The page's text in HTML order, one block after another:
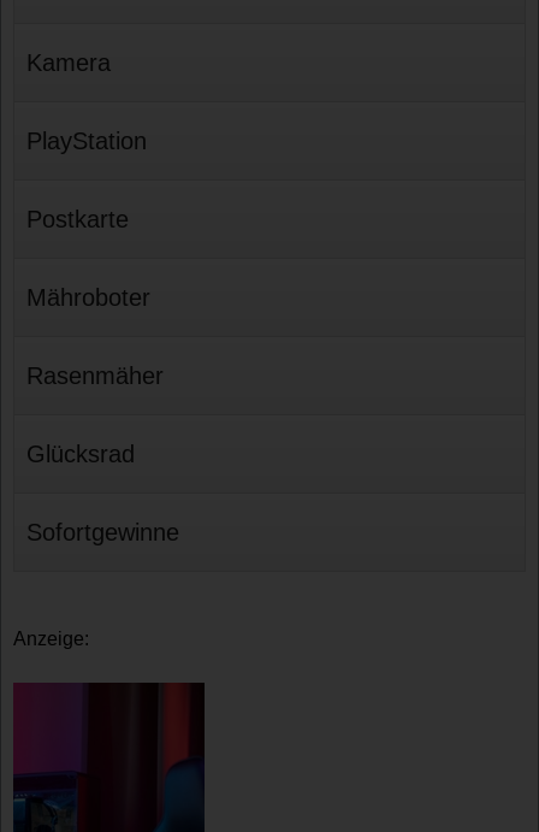
Kamera
PlayStation
Postkarte
Mähroboter
Rasenmäher
Glücksrad
Sofortgewinne
Anzeige: